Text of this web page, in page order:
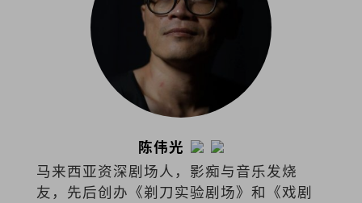
陈伟光
马来西亚资深剧场人，影痴与音乐发烧
友，先后创办《剃刀实验剧场》和《戏剧